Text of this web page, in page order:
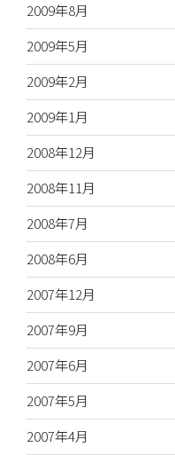
2009年8月
2009年5月
2009年2月
2009年1月
2008年12月
2008年11月
2008年7月
2008年6月
2007年12月
2007年9月
2007年6月
2007年5月
2007年4月